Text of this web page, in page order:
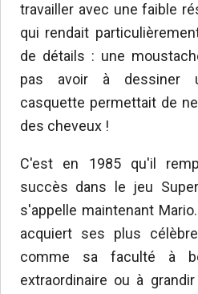
travailler avec une faible
qui rendait
de détails : une
pas avoir à dessiner
casquette permettait de
des cheveux !
C'est en 1985 qu'il
succès dans le jeu
s'appelle maintenant
acquiert ses plus
comme sa faculté à
extraordinaire ou à